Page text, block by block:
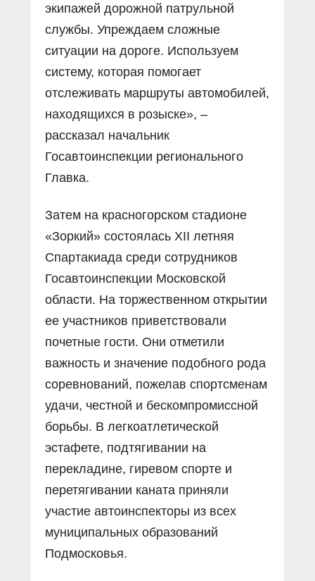
экипажей дорожной патрульной
службы. Упреждаем сложные
ситуации на дороге. Используем
систему, которая помогает
отслеживать маршруты автомобилей,
находящихся в розыске», –
рассказал начальник
Госавтоинспекции регионального
Главка.
Затем на красногорском стадионе
«Зоркий» состоялась XII летняя
Спартакиада среди сотрудников
Госавтоинспекции Московской
области. На торжественном открытии
ее участников приветствовали
почетные гости. Они отметили
важность и значение подобного рода
соревнований, пожелав спортсменам
удачи, честной и бескомпромиссной
борьбы. В легкоатлетической
эстафете, подтягивании на
перекладине, гиревом спорте и
перетягивании каната приняли
участие автоинспекторы из всех
муниципальных образований
Подмосковья.